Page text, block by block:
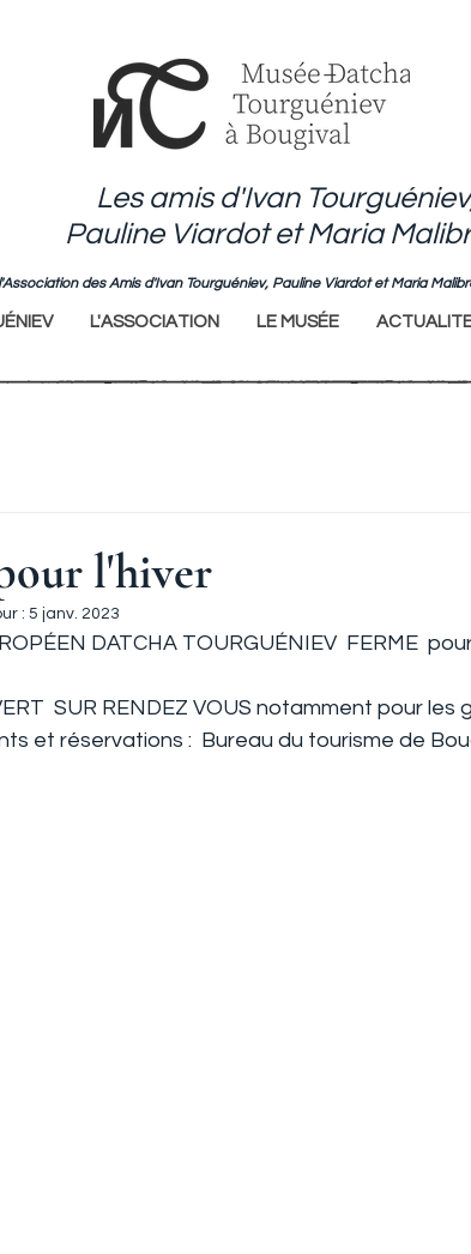
Les amis d'Ivan
Pauline Viardot et Maria
des Amis d'Ivan Tourguéniev, Pauline Viardot et Maria
L'ASSOCIATION LE MUSÉE
l'hiver
: 5 janv. 2023
DATCHA TOURGUÉNIEV  FERME
SUR RENDEZ VOUS notamment pour
et réservations :  Bureau du tourisme de